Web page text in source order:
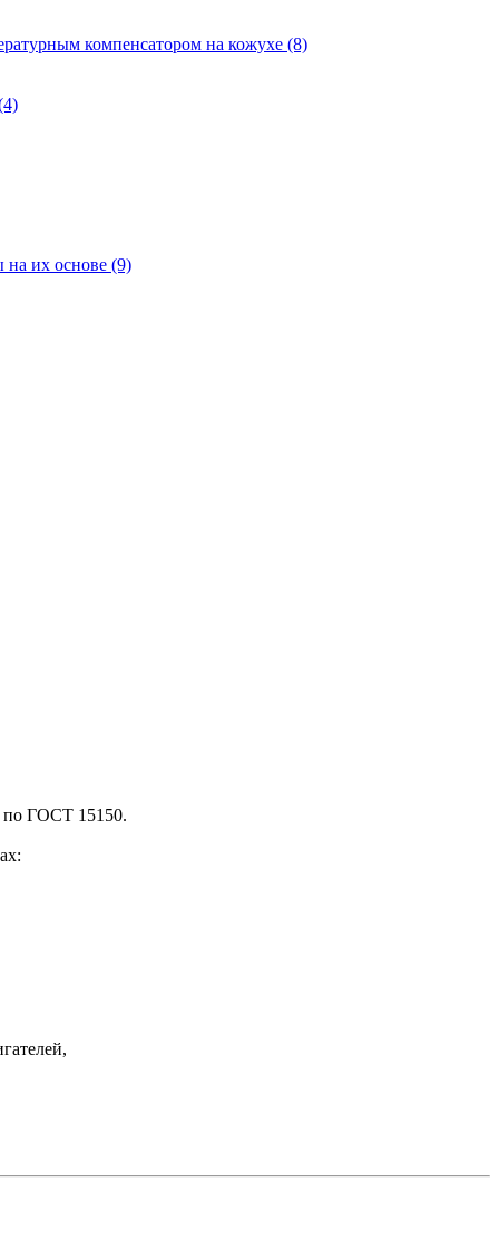
компенсатором на кожухе (8)
их основе (9)
по ГОСТ 15150.